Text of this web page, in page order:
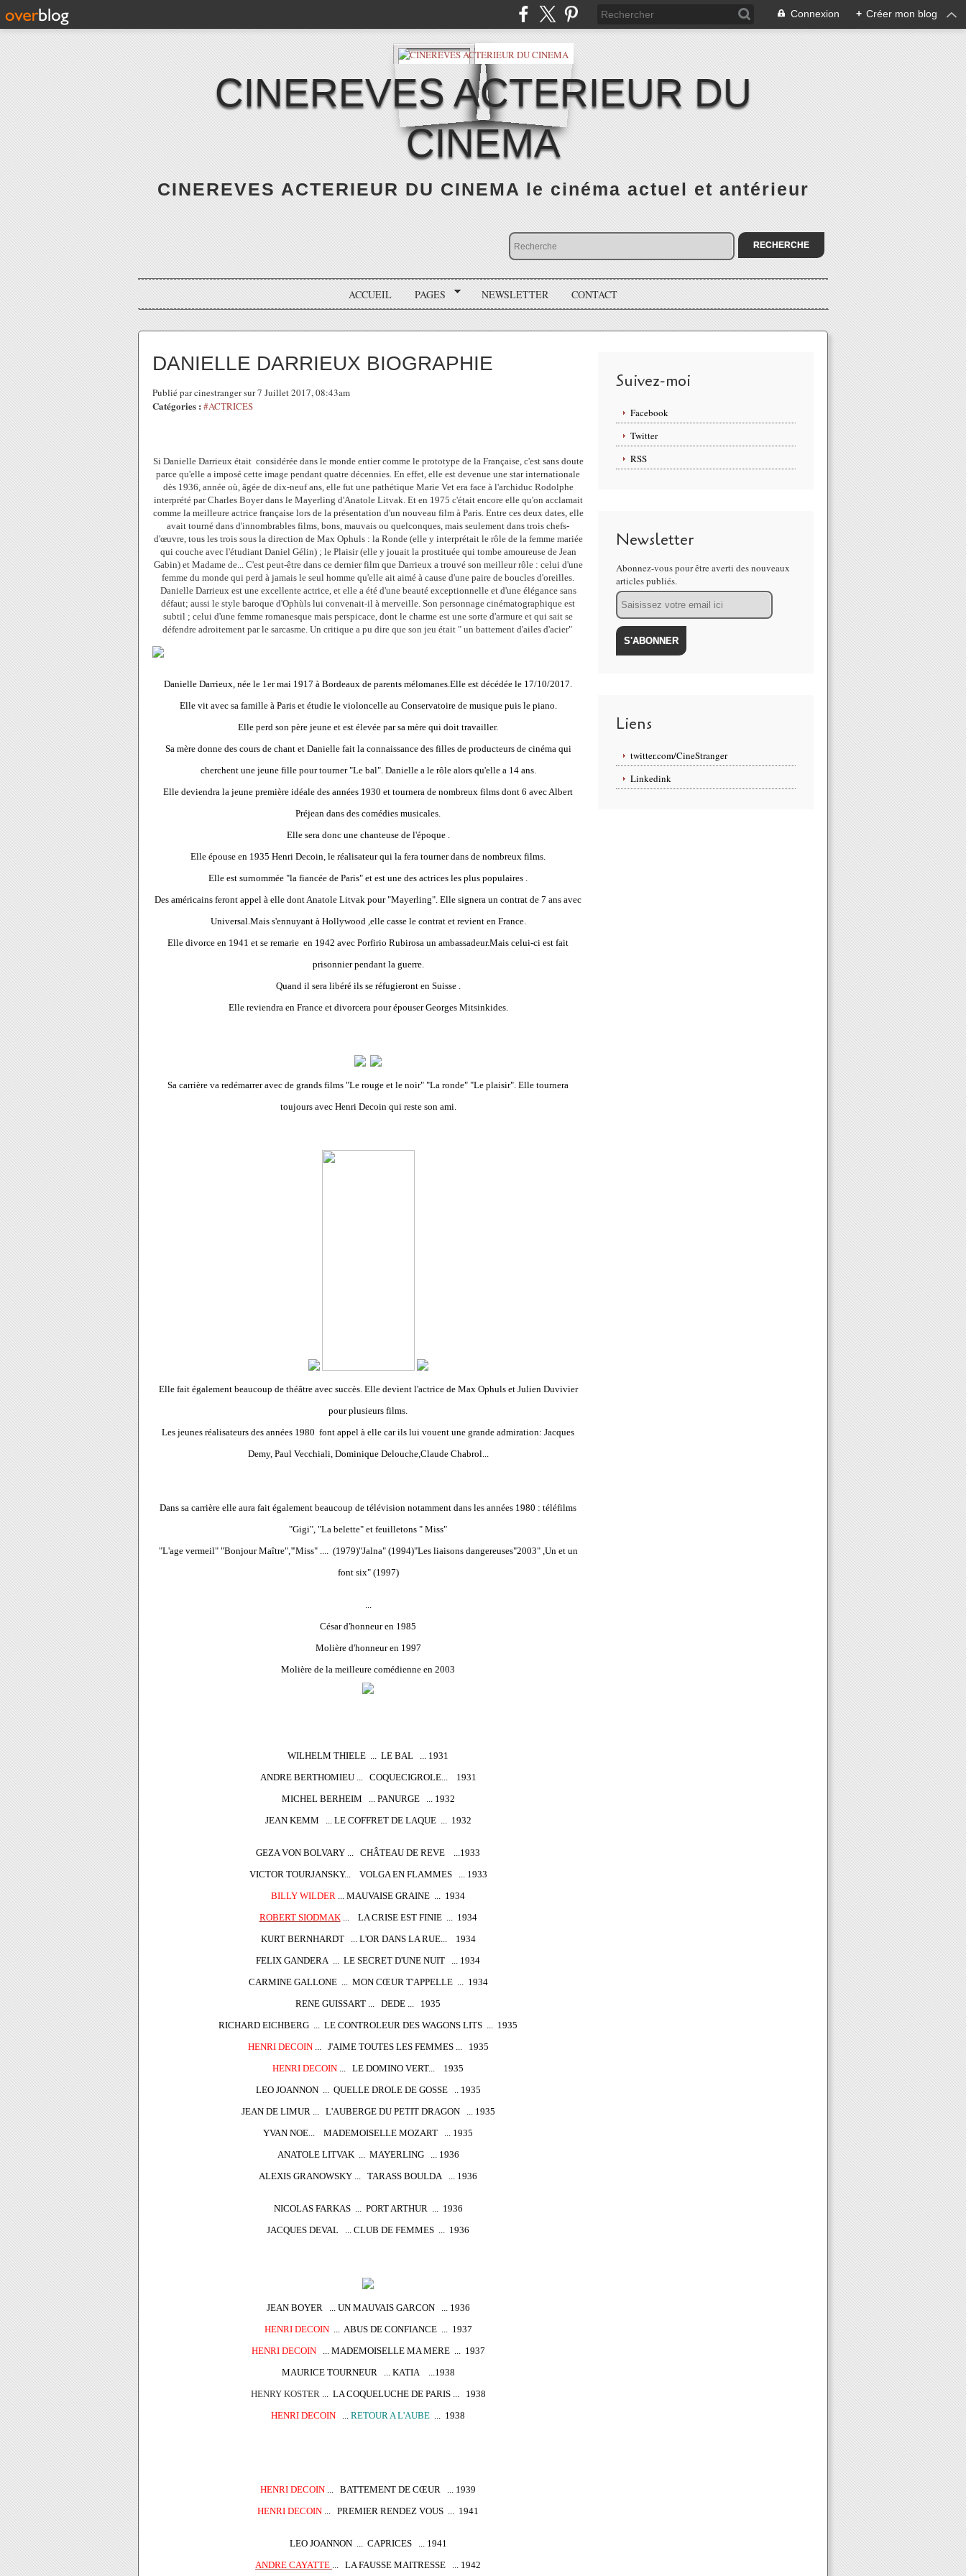
Connexion + Créer mon blog
CINEREVES ACTERIEUR DU
CINEMA
CINEREVES ACTERIEUR DU CINEMA le cinéma actuel et antérieur
ACCUEIL PAGES NEWSLETTER CONTACT
DANIELLE DARRIEUX BIOGRAPHIE
Publié par cinestranger sur 7 Juillet 2017, 08:43am
Catégories : #ACTRICES
Si Danielle Darrieux était considérée dans le monde entier comme le prototype de la Française, c'est sans doute
parce qu'elle a imposé cette image pendant quatre décennies. En effet, elle est devenue une star internationale
dès 1936, année où, âgée de dix-neuf ans, elle fut une pathétique Marie Vet era face à l'archiduc Rodolphe
interprété par Charles Boyer dans le Mayerling d'Anatole Litvak. Et en 1975 c'était encore elle qu'on acclamait
comme la meilleure actrice française lors de la présentation d'un nouveau film à Paris. Entre ces deux dates, elle
avait tourné dans d'innombrables films, bons, mauvais ou quelconques, mais seulement dans trois chefs-
d'œuvre, tous les trois sous la direction de Max Ophuls : la Ronde (elle y interprétait le rôle de la femme mariée
qui couche avec l'étudiant Daniel Gélin) ; le Plaisir (elle y jouait la prostituée qui tombe amoureuse de Jean
Gabin) et Madame de... C'est peut-être dans ce dernier film que Darrieux a trouvé son meilleur rôle : celui d'une
femme du monde qui perd à jamais le seul homme qu'elle ait aimé à cause d'une paire de boucles d'oreilles.
Danielle Darrieux est une excellente actrice, et elle a été d'une beauté exceptionnelle et d'une élégance sans
défaut; aussi le style baroque d'Ophùls lui convenait-il à merveille. Son personnage cinématographique est
subtil ; celui d'une femme romanesque mais perspicace, dont le charme est une sorte d'armure et qui sait se
défendre adroitement par le sarcasme. Un critique a pu dire que son jeu était " un battement d'ailes d'acier"
Danielle Darrieux, née le 1er mai 1917 à Bordeaux de parents mélomanes.Elle est décédée le 17/10/2017.
Elle vit avec sa famille à Paris et étudie le violoncelle au Conservatoire de musique puis le piano.
Elle perd son père jeune et est élevée par sa mère qui doit travailler.
Sa mère donne des cours de chant et Danielle fait la connaissance des filles de producteurs de cinéma qui
cherchent une jeune fille pour tourner "Le bal". Danielle a le rôle alors qu'elle a 14 ans.
Elle deviendra la jeune première idéale des années 1930 et tournera de nombreux films dont 6 avec Albert
Préjean dans des comédies musicales.
Elle sera donc une chanteuse de l'époque .
Elle épouse en 1935 Henri Decoin, le réalisateur qui la fera tourner dans de nombreux films.
Elle est surnommée "la fiancée de Paris" et est une des actrices les plus populaires .
Des américains feront appel à elle dont Anatole Litvak pour "Mayerling". Elle signera un contrat de 7 ans avec
Universal.Mais s'ennuyant à Hollywood ,elle casse le contrat et revient en France.
Elle divorce en 1941 et se remarie en 1942 avec Porfirio Rubirosa un ambassadeur.Mais celui-ci est fait
prisonnier pendant la guerre.
Quand il sera libéré ils se réfugieront en Suisse .
Elle reviendra en France et divorcera pour épouser Georges Mitsinkides.
Sa carrière va redémarrer avec de grands films "Le rouge et le noir" "La ronde" "Le plaisir". Elle tournera
toujours avec Henri Decoin qui reste son ami.
Elle fait également beaucoup de théâtre avec succès. Elle devient l'actrice de Max Ophuls et Julien Duvivier
pour plusieurs films.
Les jeunes réalisateurs des années 1980 font appel à elle car ils lui vouent une grande admiration: Jacques
Demy, Paul Vecchiali, Dominique Delouche,Claude Chabrol...
Dans sa carrière elle aura fait également beaucoup de télévision notamment dans les années 1980 : téléfilms
"Gigi", "La belette" et feuilletons " Miss"
"L'age vermeil" "Bonjour Maître","Miss" .... (1979)"Jalna" (1994)"Les liaisons dangereuses"2003" ,Un et un
font six" (1997)
...
César d'honneur en 1985
Molière d'honneur en 1997
Molière de la meilleure comédienne en 2003
WILHELM THIELE ... LE BAL ... 1931
ANDRE BERTHOMIEU ... COQUECIGROLE... 1931
MICHEL BERHEIM ... PANURGE ... 1932
JEAN KEMM ... LE COFFRET DE LAQUE ... 1932
GEZA VON BOLVARY ... CHÂTEAU DE REVE ...1933
VICTOR TOURJANSKY... VOLGA EN FLAMMES ... 1933
BILLY WILDER ... MAUVAISE GRAINE ... 1934
ROBERT SIODMAK... LA CRISE EST FINIE ... 1934
KURT BERNHARDT ... L'OR DANS LA RUE... 1934
FELIX GANDERA ... LE SECRET D'UNE NUIT ... 1934
CARMINE GALLONE ... MON CŒUR T'APPELLE ... 1934
RENE GUISSART ... DEDE ... 1935
RICHARD EICHBERG ... LE CONTROLEUR DES WAGONS LITS ... 1935
HENRI DECOIN... J'AIME TOUTES LES FEMMES ... 1935
HENRI DECOIN ... LE DOMINO VERT... 1935
LEO JOANNON ... QUELLE DROLE DE GOSSE .. 1935
JEAN DE LIMUR ... L'AUBERGE DU PETIT DRAGON ... 1935
YVAN NOE... MADEMOISELLE MOZART ... 1935
ANATOLE LITVAK ... MAYERLING ... 1936
ALEXIS GRANOWSKY ... TARASS BOULDA ... 1936
NICOLAS FARKAS ... PORT ARTHUR ... 1936
JACQUES DEVAL ... CLUB DE FEMMES ... 1936
JEAN BOYER ... UN MAUVAIS GARCON ... 1936
HENRI DECOIN... ABUS DE CONFIANCE ... 1937
HENRI DECOIN... MADEMOISELLE MA MERE ... 1937
MAURICE TOURNEUR ... KATIA ...1938
HENRY KOSTER ... LA COQUELUCHE DE PARIS ... 1938
HENRI DECOIN ... RETOUR A L'AUBE ... 1938
HENRI DECOIN ... BATTEMENT DE CŒUR ... 1939
HENRI DECOIN ... PREMIER RENDEZ VOUS ... 1941
LEO JOANNON ... CAPRICES ... 1941
ANDRE CAYATTE ... LA FAUSSE MAITRESSE ... 1942
Suivez-moi
Facebook
Twitter
RSS
Newsletter
Abonnez-vous pour être averti des nouveaux
articles publiés.
Email
Liens
twitter.com/CineStranger
Linkedink